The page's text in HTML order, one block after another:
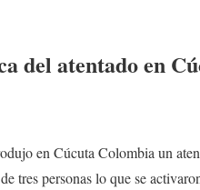
del atentado en
en Cúcuta Colombia un
tres personas lo que se